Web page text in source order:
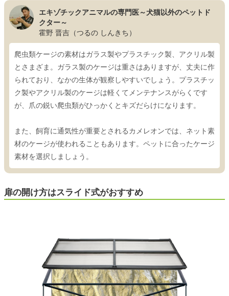
エキゾチックアニマルの専門医～犬猫以外のペットド
クター～
霍野 晋吉（つるの しんきち）
爬虫類ケージの素材はガラス製やプラスチック製、アクリル製
とさまざま。ガラス製のケージは重さはありますが、丈夫に作
られており、なかの生体が観察しやすいでしょう。プラスチッ
ク製やアクリル製のケージは軽くてメンテナンスがらくです
が、爪の鋭い爬虫類がひっかくとキズだらけになります。
また、飼育に通気性が重要とされるカメレオンでは、ネット素
材のケージが使われることもあります。ペットに合ったケージ
素材を選択しましょう。
扉の開け方はスライド式がおすすめ